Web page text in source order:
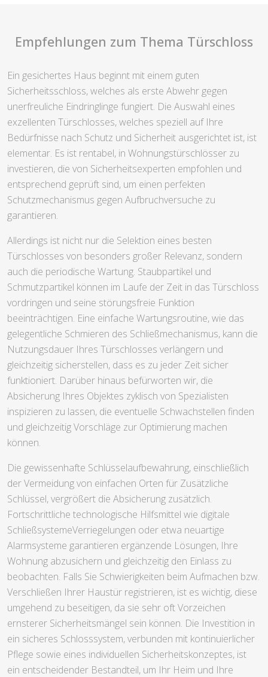
Empfehlungen zum Thema Türschloss
Ein gesichertes Haus beginnt mit einem guten
Sicherheitsschloss, welches als erste Abwehr gegen
unerfreuliche Eindringlinge fungiert. Die Auswahl eines
exzellenten Türschlosses, welches speziell auf Ihre
Bedürfnisse nach Schutz und Sicherheit ausgerichtet ist, ist
elementar. Es ist rentabel, in Wohnungstürschlösser zu
investieren, die von Sicherheitsexperten empfohlen und
entsprechend geprüft sind, um einen perfekten
Schutzmechanismus gegen Aufbruchversuche zu
garantieren.
Allerdings ist nicht nur die Selektion eines besten
Türschlosses von besonders großer Relevanz, sondern
auch die periodische Wartung. Staubpartikel und
Schmutzpartikel können im Laufe der Zeit in das Türschloss
vordringen und seine störungsfreie Funktion
beeinträchtigen. Eine einfache Wartungsroutine, wie das
gelegentliche Schmieren des Schließmechanismus, kann die
Nutzungsdauer Ihres Türschlosses verlängern und
gleichzeitig sicherstellen, dass es zu jeder Zeit sicher
funktioniert. Darüber hinaus befürworten wir, die
Absicherung Ihres Objektes zyklisch von Spezialisten
inspizieren zu lassen, die eventuelle Schwachstellen finden
und gleichzeitig Vorschläge zur Optimierung machen
können.
Die gewissenhafte Schlüsselaufbewahrung, einschließlich
der Vermeidung von einfachen Orten für Zusätzliche
Schlüssel, vergrößert die Absicherung zusätzlich.
Fortschrittliche technologische Hilfsmittel wie digitale
SchließsystemeVerriegelungen oder etwa neuartige
Alarmsysteme garantieren ergänzende Lösungen, Ihre
Wohnung abzusichern und gleichzeitig den Einlass zu
beobachten. Falls Sie Schwierigkeiten beim Aufmachen bzw.
Verschließen Ihrer Haustür registrieren, ist es wichtig, diese
umgehend zu beseitigen, da sie sehr oft Vorzeichen
ernsterer Sicherheitsmängel sein können. Die Investition in
ein sicheres Schlosssystem, verbunden mit kontinuierlicher
Pflege sowie eines individuellen Sicherheitskonzeptes, ist
ein entscheidender Bestandteil, um Ihr Heim und Ihre